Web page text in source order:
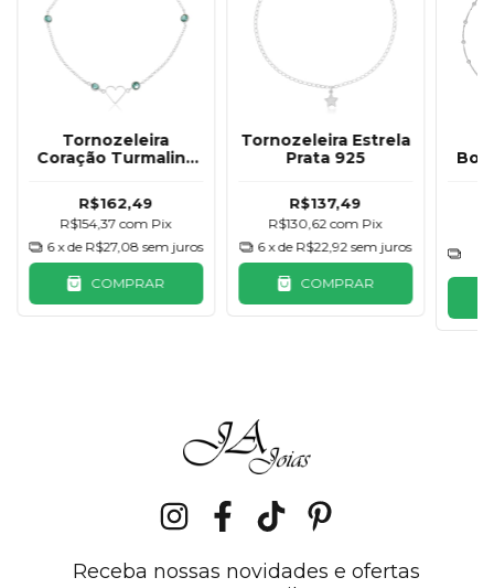
Tornozeleira
Coração Turmalina
R$162,49
R$154,37com Pix
6 x de R$27,08 sem juros
COMPRAR
Tornozeleira Estrela
Prata 925
R$137,49
R$130,62com Pix
6 x de R$22,92 sem juros
COMPRAR
Receba nossas novidades e ofertas